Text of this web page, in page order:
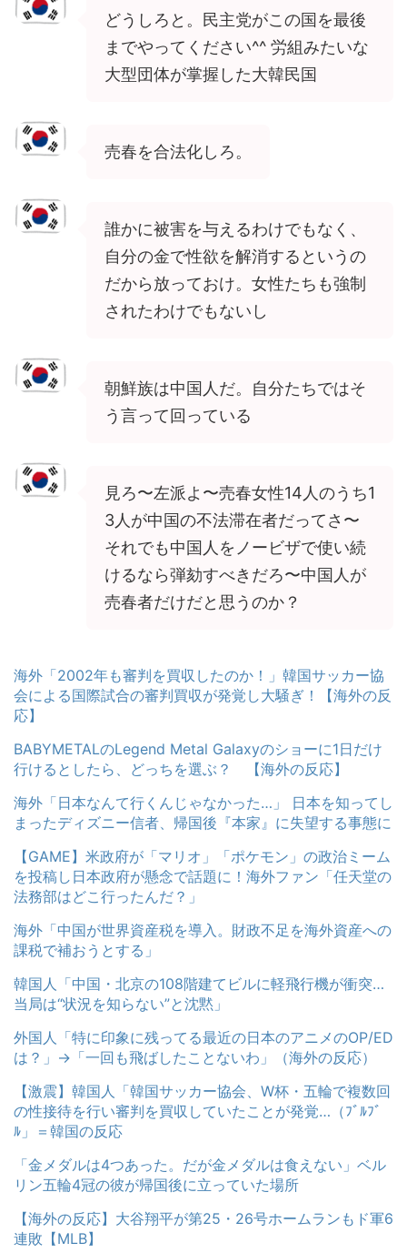
どうしろと。民主党がこの国を最後
までやってください^^ 労組みたいな
大型団体が掌握した大韓民国
売春を合法化しろ。
誰かに被害を与えるわけでもなく、
自分の金で性欲を解消するというの
だから放っておけ。女性たちも強制
されたわけでもないし
朝鮮族は中国人だ。自分たちではそ
う言って回っている
見ろ〜左派よ〜売春女性14人のうち1
3人が中国の不法滞在者だってさ〜
それでも中国人をノービザで使い続
けるなら弾劾すべきだろ〜中国人が
売春者だけだと思うのか？
海外「2002年も審判を買収したのか！」韓国サッカー協
会による国際試合の審判買収が発覚し大騒ぎ！【海外の反
応】
BABYMETALのLegend Metal Galaxyのショーに1日だけ
行けるとしたら、どっちを選ぶ？ 【海外の反応】
海外「日本なんて行くんじゃなかった…」 日本を知ってし
まったディズニー信者、帰国後『本家』に失望する事態に
【GAME】米政府が「マリオ」「ポケモン」の政治ミーム
を投稿し日本政府が懸念で話題に！海外ファン「任天堂の
法務部はどこ行ったんだ？」
海外「中国が世界資産税を導入。財政不足を海外資産への
課税で補おうとする」
韓国人「中国・北京の108階建てビルに軽飛行機が衝突…
当局は“状況を知らない”と沈黙」
外国人「特に印象に残ってる最近の日本のアニメのOP/ED
は？」→「一回も飛ばしたことないわ」（海外の反応）
【激震】韓国人「韓国サッカー協会、W杯・五輪で複数回
の性接待を行い審判を買収していたことが発覚…（ﾌﾞﾙﾌﾞ
ﾙ」＝韓国の反応
「金メダルは4つあった。だが金メダルは食えない」ベル
リン五輪4冠の彼が帰国後に立っていた場所
【海外の反応】大谷翔平が第25・26号ホームランもド軍6
連敗【MLB】